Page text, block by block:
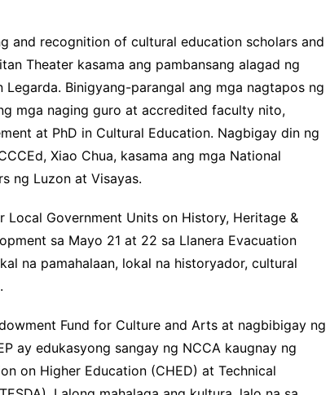
and recognition of cultural education scholars and
Theater kasama ang pambansang alagad ng
Binigyang-parangal ang mga nagtapos ng
mga naging guro at accredited faculty nito,
at PhD in Cultural Education. Nagbigay din ng
Xiao Chua, kasama ang mga National
ng Luzon at Visayas.
Government Units on History, Heritage &
sa Mayo 21 at 22 sa Llanera Evacuation
na pamahalaan, lokal na historyador, cultural
Fund for Culture and Arts at nagbibigay ng
ay edukasyong sangay ng NCCA kaugnay ng
on Higher Education (CHED) at Technical